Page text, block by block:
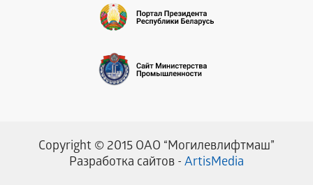
Разработка сайтов - ArtisMedia
Copyright © 2015 ОАО “Могилевлифтмаш”